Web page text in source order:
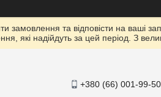
та відповісти на ваші
які надійдуть за цей період. З
+380 (66) 001-99-50